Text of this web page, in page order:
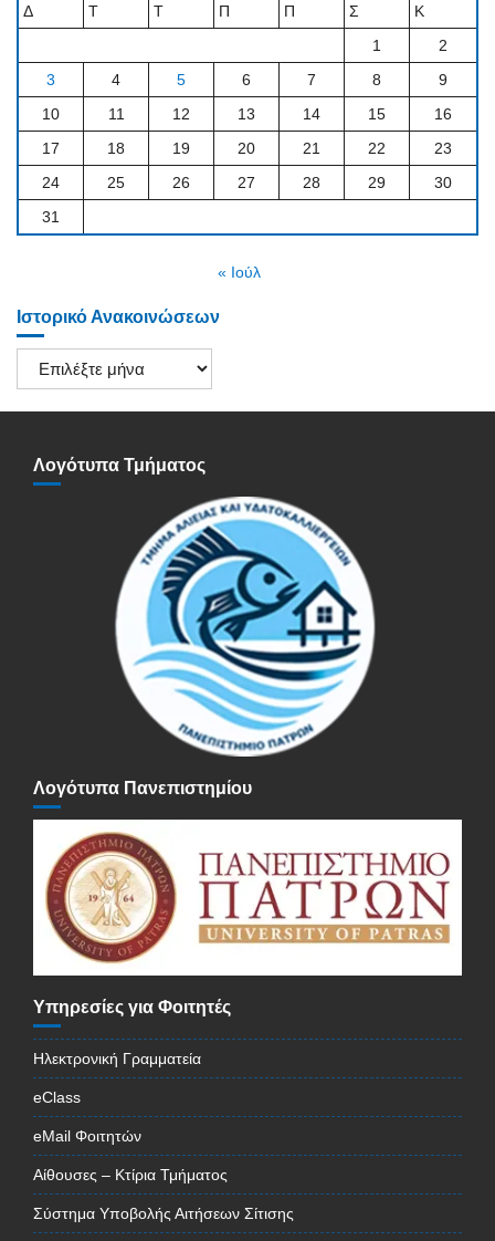
Δ Τ Τ Π Π Σ
Κ
1
2
3
4 5 6 7 8
9
10
11 12 13 14 15
16
17
18 19 20 21 22
23
24
25 26 27 28 29
30
31
« Ιούλ
Ιστορικό Ανακοινώσεων
Ιστορικό
Ανακοινώσεων
Λογότυπα Τμήματος
Λογότυπα Πανεπιστημίου
Υπηρεσίες για Φοιτητές
Ηλεκτρονική Γραμματεία
eClass
eMail Φοιτητών
Αίθουσες – Κτίρια Τμήματος
Σύστημα Υποβολής Αιτήσεων Σίτισης